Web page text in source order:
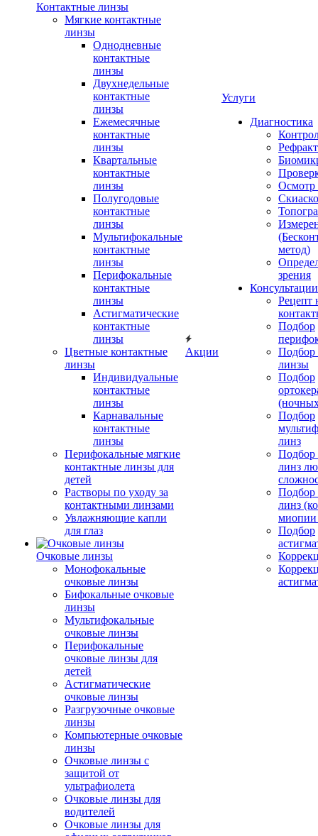
Контактные линзы
Мягкие контактные
линзы
Однодневные
контактные
линзы
Двухнедельные
контактные
линзы
Ежемесячные
контактные
линзы
Квартальные
контактные
линзы
Полугодовые
контактные
линзы
Мультифокальные
контактные
линзы
Перифокальные
контактные
линзы
Астигматические
контактные
линзы
Цветные контактные
линзы
Индивидуальные
контактные
линзы
Карнавальные
контактные
линзы
Перифокальные мягкие
контактные линзы для
детей
Растворы по уходу за
контактными линзами
Увлажняющие капли
для глаз
Очковые линзы
Монофокальные
очковые линзы
Бифокальные очковые
линзы
Мультифокальные
очковые линзы
Перифокальные
очковые линзы для
детей
Астигматические
очковые линзы
Разгрузочные очковые
линзы
Компьютерные очковые
линзы
Очковые линзы с
защитой от
ультрафиолета
Очковые линзы для
водителей
Очковые линзы для
Акции
Услуги
Диагностика
Осмотр
метод)
зрения
Рецепт
Подбор
Подбор
линзы
Подбор
Подбор
линз
Подбор
линз
Подбор
линз
миопии
Подбор